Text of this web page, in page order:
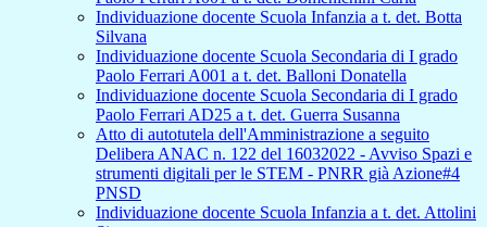
Individuazione docente Scuola Infanzia a t. det. Botta
Silvana
Individuazione docente Scuola Secondaria di I grado
Paolo Ferrari A001 a t. det. Balloni Donatella
Individuazione docente Scuola Secondaria di I grado
Paolo Ferrari AD25 a t. det. Guerra Susanna
Atto di autotutela dell'Amministrazione a seguito
Delibera ANAC n. 122 del 16032022 - Avviso Spazi e
strumenti digitali per le STEM - PNRR già Azione#4
PNSD
Individuazione docente Scuola Infanzia a t. det. Attolini